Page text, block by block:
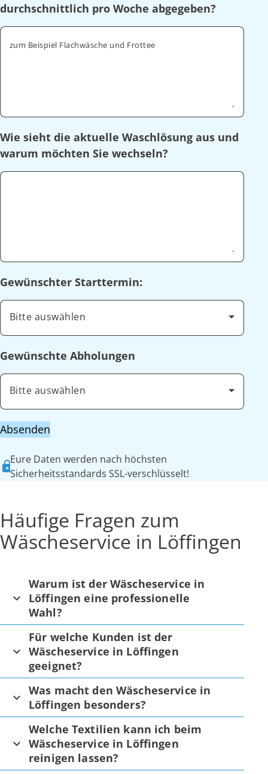
durchschnittlich pro Woche abgegeben?
zum Beispiel Flachwäsche und Frottee
Wie sieht die aktuelle Waschlösung aus und
warum möchten Sie wechseln?
Gewünschter Starttermin:
Bitte auswählen
Gewünschte Abholungen
Bitte auswählen
Absenden
Eure Daten werden nach höchsten
Sicherheitsstandards SSL-verschlüsselt!
Häufige Fragen zum
Wäscheservice in Löffingen
Warum ist der Wäscheservice in
Löffingen eine professionelle
Wahl?
Für welche Kunden ist der
Wäscheservice in Löffingen
geeignet?
Was macht den Wäscheservice in
Löffingen besonders?
Welche Textilien kann ich beim
Wäscheservice in Löffingen
reinigen lassen?